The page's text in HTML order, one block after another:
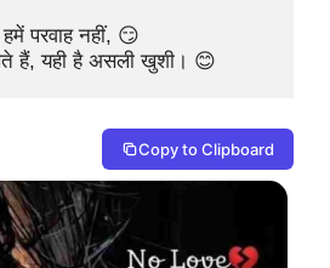
परवाह नहीं, 😏
हैं, यही है असली खुशी। 😊
Copy to Clipboard